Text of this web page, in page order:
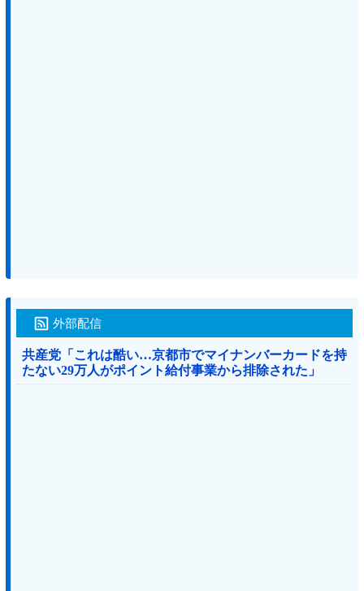
外部配信
共産党「これは酷い…京都市でマイナンバーカードを持
たない29万人がポイント給付事業から排除された」